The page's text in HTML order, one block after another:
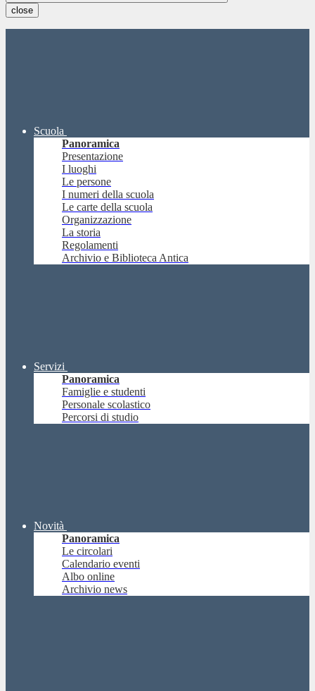
close
Scuola
Panoramica
Presentazione
I luoghi
Le persone
I numeri della scuola
Le carte della scuola
Organizzazione
La storia
Regolamenti
Archivio e Biblioteca Antica
Servizi
Panoramica
Famiglie e studenti
Personale scolastico
Percorsi di studio
Novità
Panoramica
Le circolari
Calendario eventi
Albo online
Archivio news